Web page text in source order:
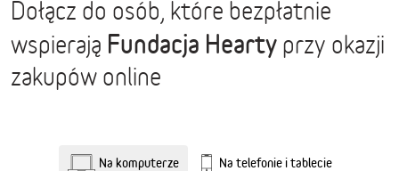
Dołącz do osób, które bezpłatnie
wspierają Fundacja Hearty przy okazji
zakupów online
Na komputerze Na telefonie i tablecie